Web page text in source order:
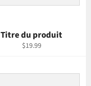
Titre du produit
$19.99